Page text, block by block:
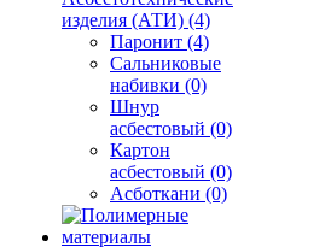
изделия (АТИ) (4)
Паронит (4)
Сальниковые
набивки (0)
Шнур
асбестовый (0)
Картон
асбестовый (0)
Асботкани (0)